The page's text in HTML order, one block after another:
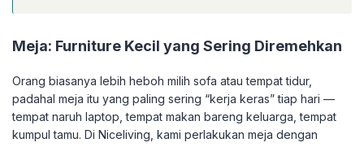
Meja: Furniture Kecil yang Sering Diremehkan
Orang biasanya lebih heboh milih sofa atau tempat tidur,
padahal meja itu yang paling sering “kerja keras” tiap hari —
tempat naruh laptop, tempat makan bareng keluarga, tempat
kumpul tamu. Di Niceliving, kami perlakukan meja dengan